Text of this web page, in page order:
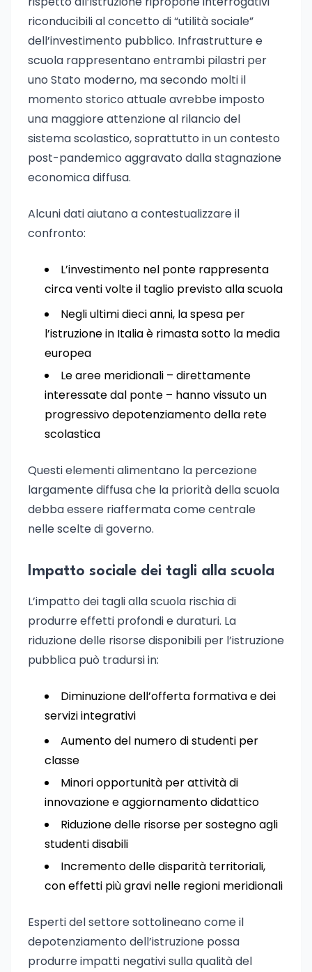
riconducibili al concetto di “utilità sociale”
dell’investimento pubblico. Infrastrutture e
scuola rappresentano entrambi pilastri per
uno Stato moderno, ma secondo molti il
momento storico attuale avrebbe imposto
una maggiore attenzione al rilancio del
sistema scolastico, soprattutto in un contesto
post-pandemico aggravato dalla stagnazione
economica diffusa.
Alcuni dati aiutano a contestualizzare il
confronto:
L’investimento nel ponte rappresenta
circa venti volte il taglio previsto alla scuola
Negli ultimi dieci anni, la spesa per
l’istruzione in Italia è rimasta sotto la media
europea
Le aree meridionali – direttamente
interessate dal ponte – hanno vissuto un
progressivo depotenziamento della rete
scolastica
Questi elementi alimentano la percezione
largamente diffusa che la priorità della scuola
debba essere riaffermata come centrale
nelle scelte di governo.
Impatto sociale dei tagli alla scuola
L’impatto dei tagli alla scuola rischia di
produrre effetti profondi e duraturi. La
riduzione delle risorse disponibili per l’istruzione
pubblica può tradursi in:
Diminuzione dell’offerta formativa e dei
servizi integrativi
Aumento del numero di studenti per
classe
Minori opportunità per attività di
innovazione e aggiornamento didattico
Riduzione delle risorse per sostegno agli
studenti disabili
Incremento delle disparità territoriali,
con effetti più gravi nelle regioni meridionali
Esperti del settore sottolineano come il
depotenziamento dell’istruzione possa
produrre impatti negativi sulla qualità del